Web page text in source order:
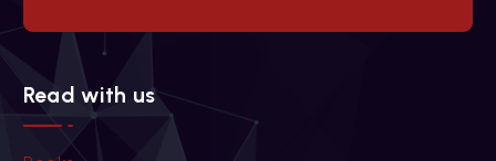
Read with us